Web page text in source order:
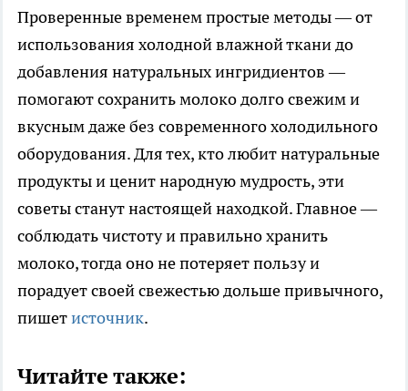
Проверенные временем простые методы — от
использования холодной влажной ткани до
добавления натуральных ингридиентов —
помогают сохранить молоко долго свежим и
вкусным даже без современного холодильного
оборудования. Для тех, кто любит натуральные
продукты и ценит народную мудрость, эти
советы станут настоящей находкой. Главное —
соблюдать чистоту и правильно хранить
молоко, тогда оно не потеряет пользу и
порадует своей свежестью дольше привычного,
пишетисточник.
Читайте также: